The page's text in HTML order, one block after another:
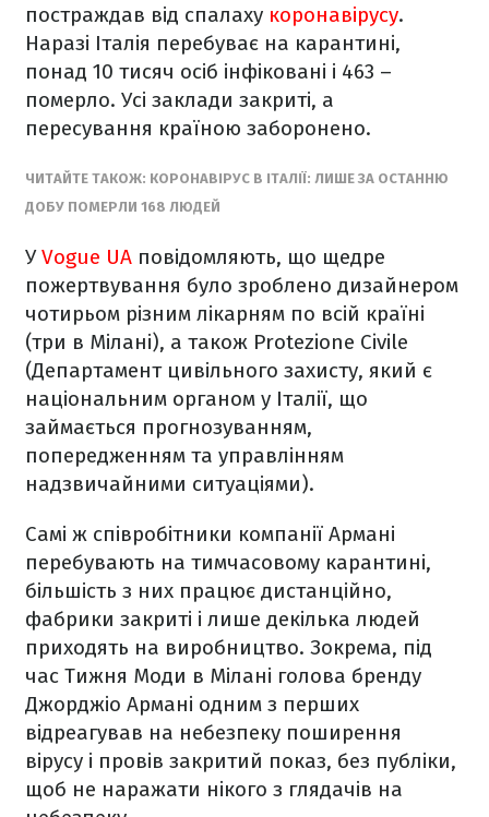
постраждав від спалаху коронавірусу.
Наразі Італія перебуває на карантині,
понад 10 тисяч осіб інфіковані і 463 –
померло. Усі заклади закриті, а
пересування країною заборонено.
ЧИТАЙТЕ ТАКОЖ: КОРОНАВІРУС В ІТАЛІЇ: ЛИШЕ ЗА ОСТАННЮ
ДОБУ ПОМЕРЛИ 168 ЛЮДЕЙ
УVogue UA повідомляють, що щедре
пожертвування було зроблено дизайнером
чотирьом різним лікарням по всій країні
(три в Мілані), а також Protezione Civile
(Департамент цивільного захисту, який є
національним органом у Італії, що
займається прогнозуванням,
попередженням та управлінням
надзвичайними ситуаціями).
Самі ж співробітники компанії Армані
перебувають на тимчасовому карантині,
більшість з них працює дистанційно,
фабрики закриті і лише декілька людей
приходять на виробництво. Зокрема, під
час Тижня Моди в Мілані голова бренду
Джорджіо Армані одним з перших
відреагував на небезпеку поширення
вірусу і провів закритий показ, без публіки,
щоб не наражати нікого з глядачів на